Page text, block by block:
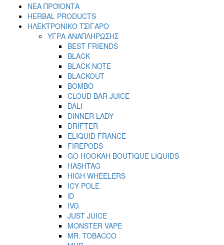
ΝΕΑ ΠΡΟΪΟΝΤΑ
HERBAL PRODUCTS
ΗΛΕΚΤΡΟΝΙΚΟ ΤΣΙΓΑΡΟ
ΥΓΡΑ ΑΝΑΠΛΗΡΩΣΗΣ
BEST FRIENDS
BLACK
BLACK NOTE
BLACKOUT
BOMBO
CLOUD BAR JUICE
DALI
DINNER LADY
DRIFTER
ELIQUID FRANCE
FIREPODS
GO HOOKAH BOUTIQUE LIQUIDS
HASHTAG
HIGH WHEELERS
ICY POLE
iD
IVG
JUST JUICE
MONSTER VAPE
MR. TOBACCO